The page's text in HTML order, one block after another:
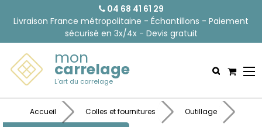
04 68 41 61 29
Livraison France métropolitaine - Échantillons - Paiement
sécurisé en 3x/4x - Devis gratuit
mon
carrelage
L'art du carrelage
Accueil Colles et fournitures Outillage